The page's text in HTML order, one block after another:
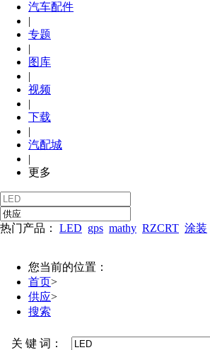
汽车配件
|
专题
|
图库
|
视频
|
下载
|
汽配城
|
更多
热门产品： LED gps mathy RZCRT 涂装
您当前的位置：
首页>
供应>
搜索
关 键 词：